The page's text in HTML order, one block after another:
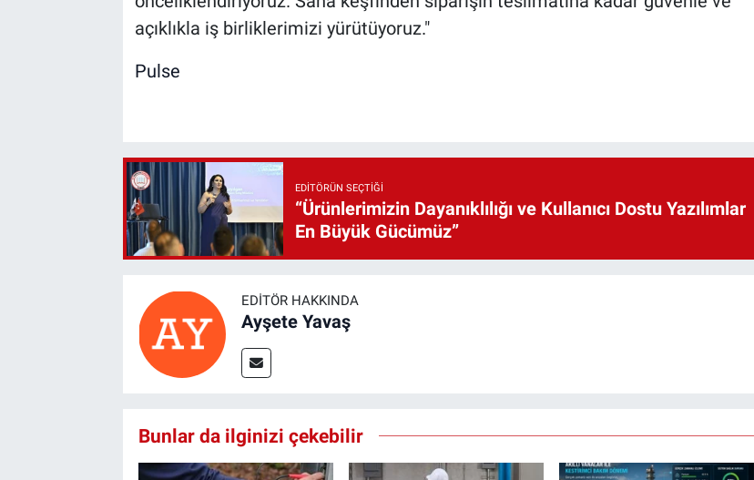
açıklıkla iş birliklerimizi yürütüyoruz."
Pulse
EDITÖRÜN SEÇTIĞI
“Ürünlerimizin Dayanıklılığı ve Kullanıcı Dostu Yazılımlar
En Büyük Gücümüz”
EDITÖR HAKKINDA
Ayşete Yavaş
Bunlar da ilginizi çekebilir